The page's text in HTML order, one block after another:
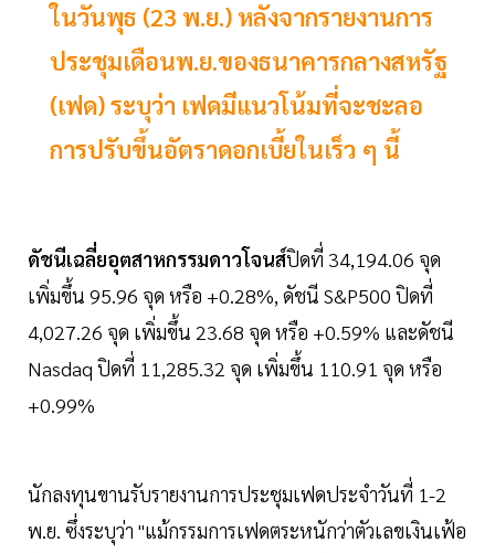
ในวันพุธ (23 พ.ย.) หลังจากรายงานการ
ประชุมเดือนพ.ย.ของธนาคารกลางสหรัฐ
(เฟด) ระบุว่า เฟดมีแนวโน้มที่จะชะลอ
การปรับขึ้นอัตราดอกเบี้ยในเร็ว ๆ นี้
ดัชนีเฉลี่ยอุตสาหกรรมดาวโจนส์ปิดที่ 34,194.06 จุด
เพิ่มขึ้น 95.96 จุด หรือ +0.28%, ดัชนี S&P500 ปิดที่
4,027.26 จุด เพิ่มขึ้น 23.68 จุด หรือ +0.59% และดัชนี
Nasdaq ปิดที่ 11,285.32 จุด เพิ่มขึ้น 110.91 จุด หรือ
+0.99%
นักลงทุนขานรับรายงานการประชุมเฟดประจำวันที่ 1-2
พ.ย. ซึ่งระบุว่า "แม้กรรมการเฟดตระหนักว่าตัวเลขเงินเฟ้อ